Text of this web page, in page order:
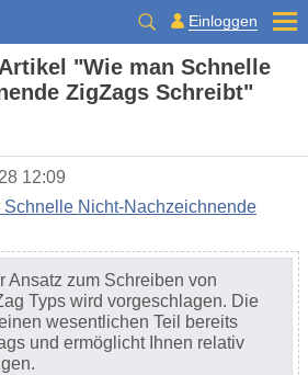
Einloggen
"Wie man Schnelle
ZigZags Schreibt"
12:09
Schnelle Nicht-Nachzeichnende
Ansatz zum Schreiben von
Typs wird vorgeschlagen. Die
wesentlichen Teil bereits
und ermöglicht Ihnen relativ